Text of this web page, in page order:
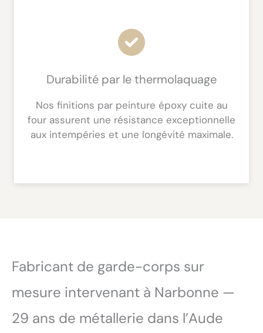
Durabilité par le thermolaquage
Nos finitions par peinture époxy cuite au
four assurent une résistance exceptionnelle
aux intempéries et une longévité maximale.
Fabricant de garde-corps sur
mesure intervenant à Narbonne —
29 ans de métallerie dans l’Aude